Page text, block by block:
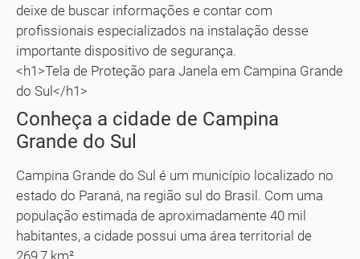
deixe de buscar informações e contar com
profissionais especializados na instalação desse
importante dispositivo de segurança.
<h1>Tela de Proteção para Janela em Campina Grande
do Sul</h1>
Conheça a cidade de Campina
Grande do Sul
Campina Grande do Sul é um município localizado no
estado do Paraná, na região sul do Brasil. Com uma
população estimada de aproximadamente 40 mil
habitantes, a cidade possui uma área territorial de